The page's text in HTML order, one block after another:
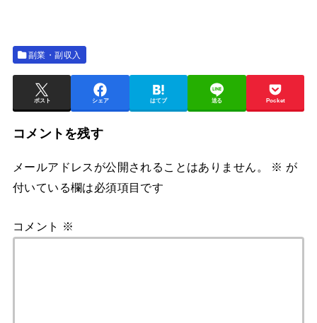
副業・副収入
ポスト シェア はてブ 送る Pocket
コメントを残す
メールアドレスが公開されることはありません。 ※ が
付いている欄は必須項目です
コメント ※